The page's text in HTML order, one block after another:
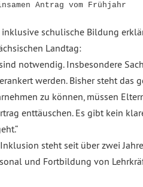
Antrag vom Frühjahr
schulische Bildung
Landtag:
notwendig. Insbesondere
werden. Bisher steht das
zu können, müssen
enttäuschen. Es gibt kein
steht seit über zwei
und Fortbildung von